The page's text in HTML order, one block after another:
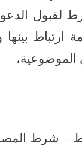
لقبول
ارتباط
الموضوعية،
– شرط